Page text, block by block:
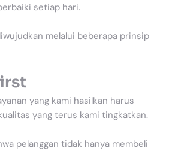
setiap hari.
melalui beberapa prinsip
yang kami hasilkan harus
yang terus kami tingkatkan.
pelanggan tidak hanya membeli